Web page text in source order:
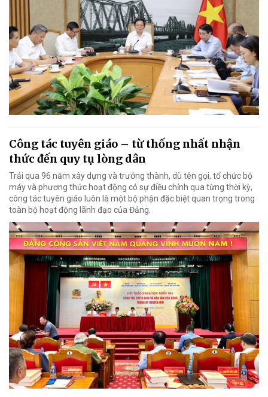
Công tác tuyên giáo – từ thống nhất nhận
thức đến quy tụ lòng dân
Trải qua 96 năm xây dựng và trưởng thành, dù tên gọi, tổ chức bộ
máy và phương thức hoạt động có sự điều chỉnh qua từng thời kỳ,
công tác tuyên giáo luôn là một bộ phận đặc biệt quan trọng trong
toàn bộ hoạt động lãnh đạo của Đảng.